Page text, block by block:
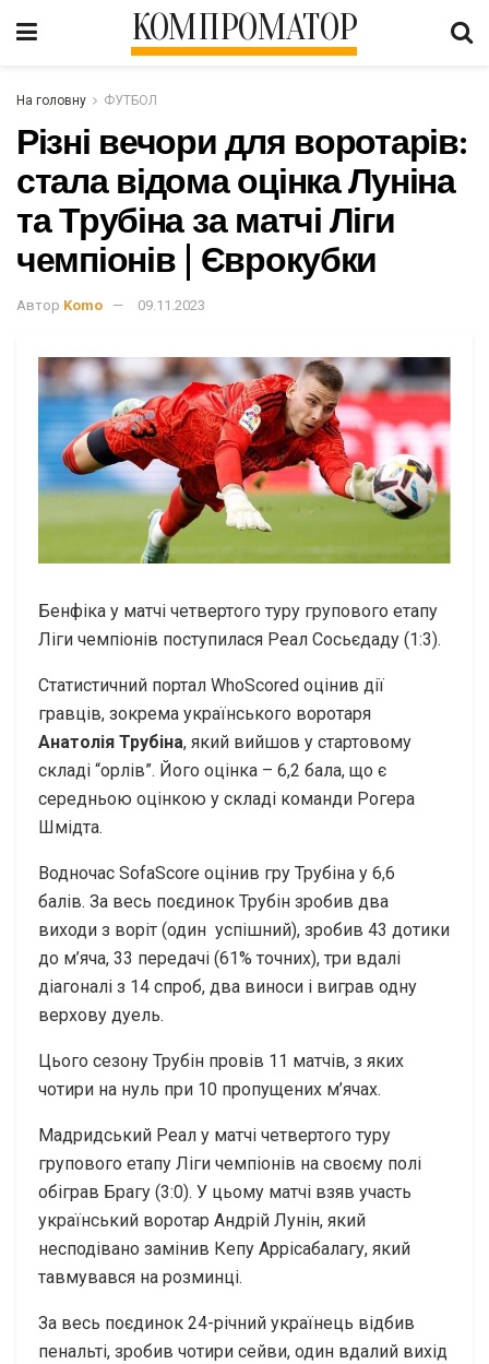
КОМПРОМАТОР
На головну ФУТБОЛ
Різні вечори для воротарів:
стала відома оцінка Луніна
та Трубіна за матчі Ліги
чемпіонів | Єврокубки
Автор Komo 09.11.2023
Бенфіка у матчі четвертого туру групового етапу
Ліги чемпіонів поступилася Реал Сосьєдаду (1:3).
Статистичний портал WhoScored оцінив дії
гравців, зокрема українського воротаря
Анатолія Трубіна, який вийшов у стартовому
складі “орлів”. Його оцінка – 6,2 бала, що є
середньою оцінкою у складі команди Рогера
Шмідта.
Водночас SofaScore оцінив гру Трубіна у 6,6
балів. За весь поєдинок Трубін зробив два
виходи з воріт (один успішний), зробив 43 дотики
до м’яча, 33 передачі (61% точних), три вдалі
діагоналі з 14 спроб, два виноси і виграв одну
верхову дуель.
Цього сезону Трубін провів 11 матчів, з яких
чотири на нуль при 10 пропущених м’ячах.
Мадридський Реал у матчі четвертого туру
групового етапу Ліги чемпіонів на своєму полі
обіграв Брагу (3:0). У цьому матчі взяв участь
український воротар Андрій Лунін, який
несподівано замінив Кепу Аррісабалагу, який
тавмувався на розминці.
За весь поєдинок 24-річний українець відбив
пенальті, зробив чотири сейви, один вдалий вихід